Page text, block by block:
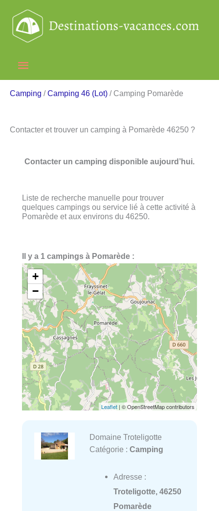
contenu
Menu
principal
Camping /Camping 46 (Lot) / Camping Pomarède
Contacter et trouver un camping à Pomarède 46250 ?
Contacter un camping disponible aujourd’hui.
Liste de recherche manuelle pour trouver
quelques campings ou service lié à cette activité à
Pomarède et aux environs du 46250.
Il y a 1 campings à Pomarède :
+
−
Leaflet | © OpenStreetMap contributors
Domaine Troteligotte
Catégorie : Camping
Adresse :
Troteligotte, 46250
Pomarède